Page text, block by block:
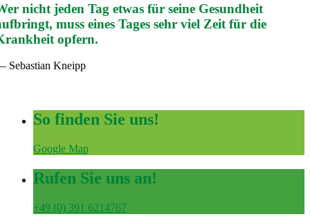
nicht jeden Tag etwas für seine Gesundheit
muss eines Tages sehr viel Zeit für die
opfern.
Sebastian Kneipp
So finden Sie uns!
Google Map
Rufen Sie uns an!
+49 (0) 391 6214767